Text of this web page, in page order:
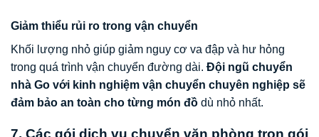
Giảm thiểu rủi ro trong vận chuyển
Khối lượng nhỏ giúp giảm nguy cơ va đập và hư hỏng
trong quá trình vận chuyển đường dài. Đội ngũ chuyển
nhà Go với kinh nghiệm vận chuyển chuyên nghiệp sẽ
đảm bảo an toàn cho từng món đồ dù nhỏ nhất.
7. Các gói dịch vụ chuyển văn phòng trọn gói